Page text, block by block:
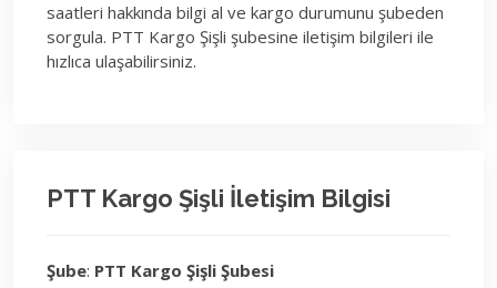
saatleri hakkında bilgi al ve kargo durumunu şubeden
sorgula. PTT Kargo Şişli şubesine iletişim bilgileri ile
hızlıca ulaşabilirsiniz.
PTT Kargo Şişli İletişim Bilgisi
Şube: PTT Kargo Şişli Şubesi